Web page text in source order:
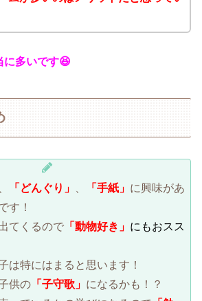
に多いです😆
「どんぐり」 「手紙」 に興味があ
す！
てくるので 「動物好き」 にもおスス
は特にはまると思います！
供の 「子守歌」 になるかも！？